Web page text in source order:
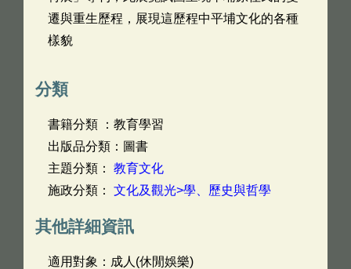
遷與重生歷程，展現這歷程中平埔文化的各種
樣貌
分類
書籍分類 ：教育學習
出版品分類：圖書
主題分類： 教育文化
施政分類： 文化及觀光>學、歷史與哲學
其他詳細資訊
適用對象：成人(休閒娛樂)